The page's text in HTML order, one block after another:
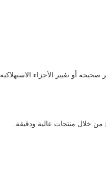
أو تغيير الأجزاء الاستهلاكية.
خلال منتجات عالية ودقيقة.